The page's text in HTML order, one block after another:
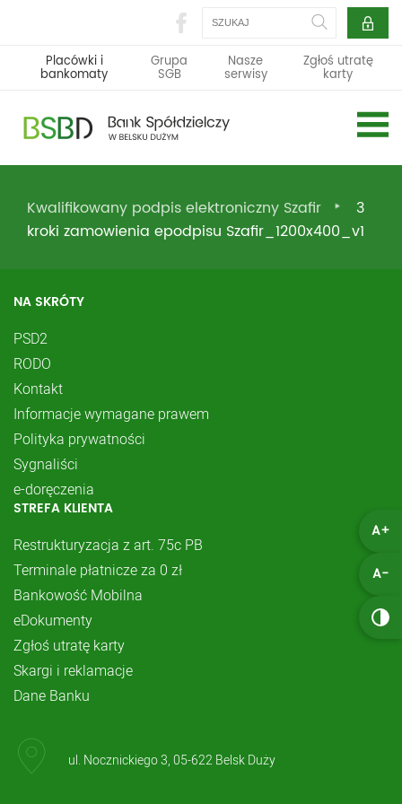
A+
A-
Szukaj
Placówki i
bankomaty
Grupa
SGB
Nasze
serwisy
Zgłoś utratę
karty
Kwalifikowany podpis elektroniczny Szafir
3
kroki zamowienia epodpisu Szafir_1200x400_v1
NA SKRÓTY
PSD2
RODO
Kontakt
Informacje wymagane prawem
Polityka prywatności
Sygnaliści
e-doręczenia
STREFA KLIENTA
Restrukturyzacja z art. 75c PB
Terminale płatnicze za 0 zł
Bankowość Mobilna
eDokumenty
Zgłoś utratę karty
Skargi i reklamacje
Dane Banku
ul. Nocznickiego 3, 05-622 Belsk Duży